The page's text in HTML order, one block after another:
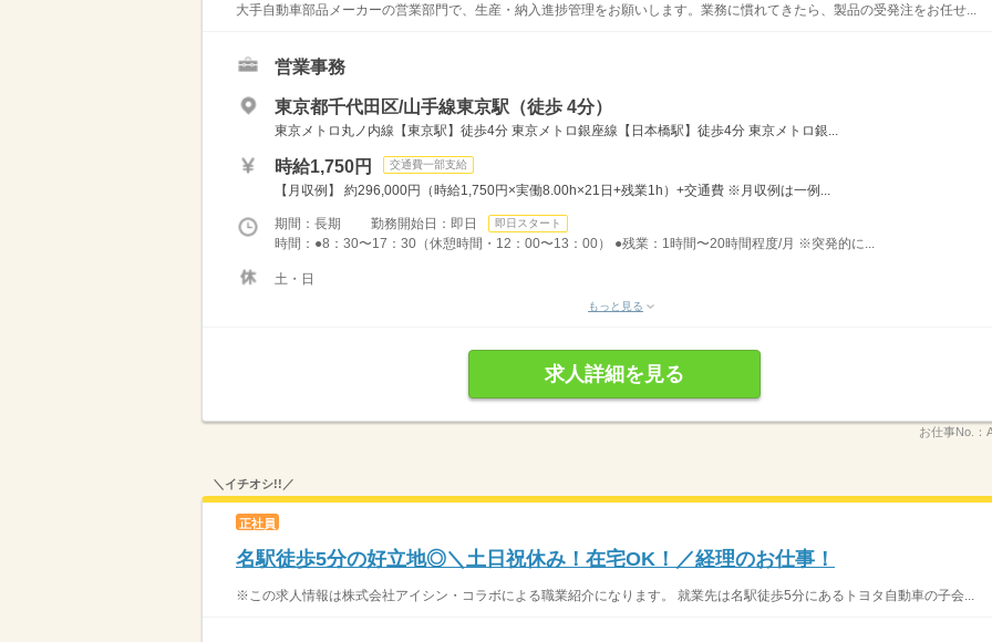
大手自動車部品メーカーの営業部門で、生産・納入進捗管理をお願いします。業務に慣れてきたら、製品の受発注をお任せ...
営業事務
東京都千代田区/山手線東京駅（徒歩 4分）
東京メトロ丸ノ内線【東京駅】徒歩4分 東京メトロ銀座線【日本橋駅】徒歩4分 東京メトロ銀...
時給1,750円 交通費一部支給
【月収例】 約296,000円（時給1,750円×実働8.00h×21日+残業1h）+交通費 ※月収例は一例...
期間：長期 勤務開始日：即日 即日スタート
時間：●8：30〜17：30（休憩時間・12：00〜13：00） ●残業：1時間〜20時間程度/月 ※突発的に...
土・日
もっと見る
求人詳細を見る
お仕事No.：
＼イチオシ!!／
正社員
名駅徒歩5分の好立地◎＼土日祝休み！在宅OK！／経理のお仕事！
※この求人情報は株式会社アイシン・コラボによる職業紹介になります。 就業先は名駅徒歩5分にあるトヨタ自動車の子会...